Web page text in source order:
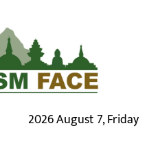
2026 August 7, Friday